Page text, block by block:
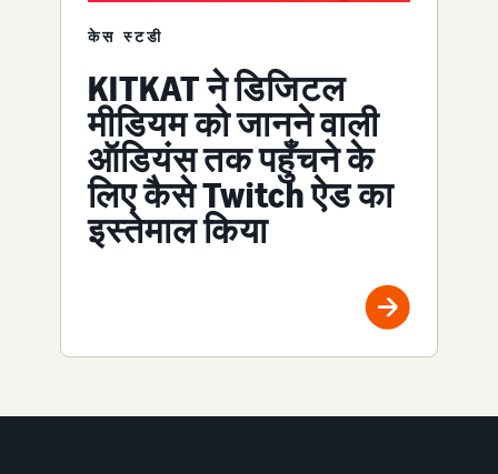
केस स्टडी
KITKAT ने डिजिटल
मीडियम को जानने वाली
ऑडियंस तक पहुँचने के
लिए कैसे Twitch ऐड का
इस्तेमाल किया